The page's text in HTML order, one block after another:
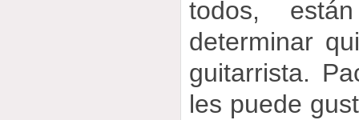
todos,
determinar
guitarrista.
les puede